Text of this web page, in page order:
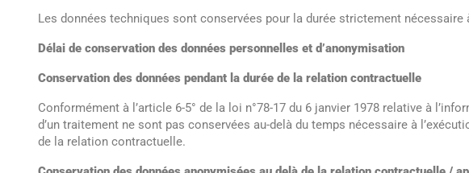
Les données techniques sont conservées pour la durée strictement
Délai de conservation des données personnelles et d’anonymisation
Conservation des données pendant la durée de la relation contractuelle
Conformément à l’article 6-5° de la loi n°78-17 du 6 janvier 1978 relative à
d’un traitement ne sont pas conservées au-delà du temps nécessaire à
de la relation contractuelle.